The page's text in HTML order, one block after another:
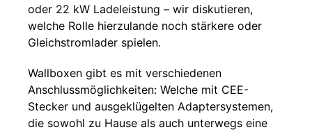
oder 22 kW Ladeleistung – wir diskutieren,
welche Rolle hierzulande noch stärkere oder
Gleichstromlader spielen.
Wallboxen gibt es mit verschiedenen
Anschlussmöglichkeiten: Welche mit CEE-
Stecker und ausgeklügelten Adaptersystemen,
die sowohl zu Hause als auch unterwegs eine